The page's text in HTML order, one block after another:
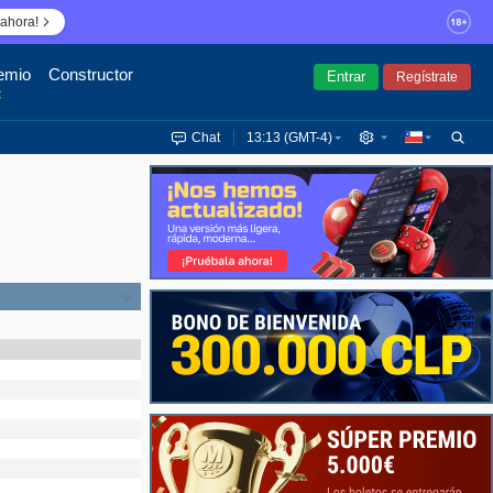
Constructor Entrar Regístrate
Chat 13:13 (GMT-4)